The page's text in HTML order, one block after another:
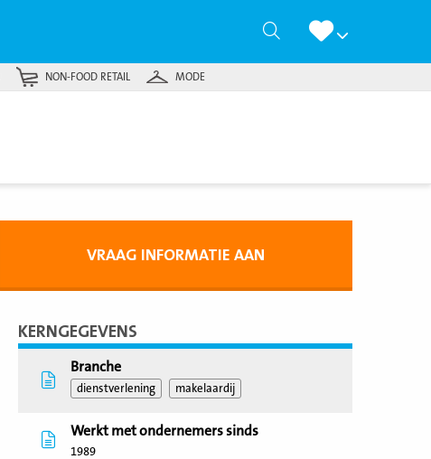
Zoeken
NON-FOOD RETAIL MODE
VRAAG INFORMATIE AAN
KERNGEGEVENS
Branche
dienstverlening makelaardij
Werkt met ondernemers sinds
1989